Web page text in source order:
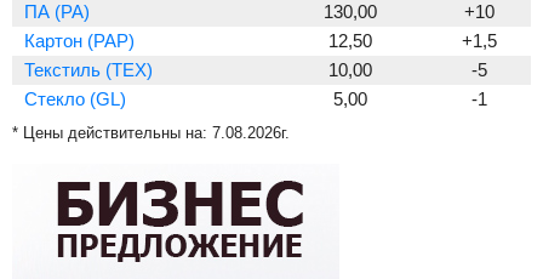
ПА (PA)
130,00
+10
Картон (PAP)
12,50
+1,5
Текстиль (TEX)
10,00
-5
Стекло (GL)
5,00 -1
* Цены действительны на: 7.08.2026г.